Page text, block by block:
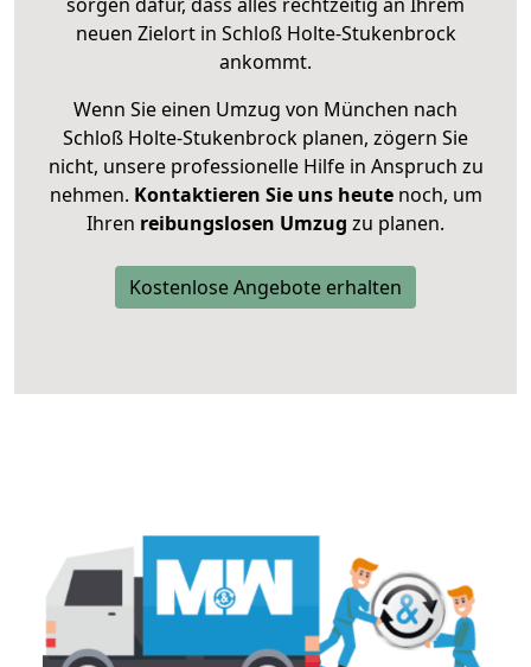
neuen Zielort in Schloß Holte-Stukenbrock
ankommt.
Wenn Sie einen Umzug von München nach
Schloß Holte-Stukenbrock planen, zögern Sie
nicht, unsere professionelle Hilfe in Anspruch zu
nehmen. Kontaktieren Sie uns heutenoch, um
Ihren reibungslosen Umzug zu planen.
Kostenlose Angebote erhalten